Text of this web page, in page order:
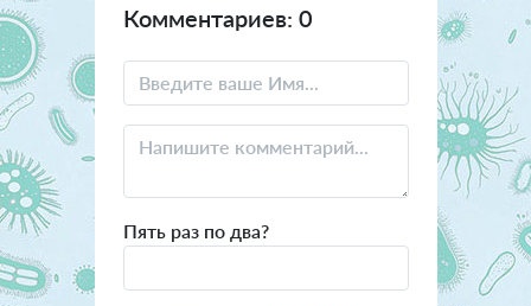
Комментариев: 0
Пять раз по два?